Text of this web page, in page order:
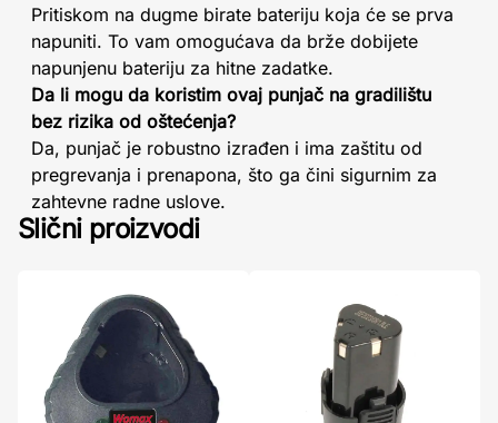
Pritiskom na dugme birate bateriju koja će se prva
napuniti. To vam omogućava da brže dobijete
napunjenu bateriju za hitne zadatke.
Da li mogu da koristim ovaj punjač na gradilištu
bez rizika od oštećenja?
Da, punjač je robustno izrađen i ima zaštitu od
pregrevanja i prenapona, što ga čini sigurnim za
zahtevne radne uslove.
Slični proizvodi